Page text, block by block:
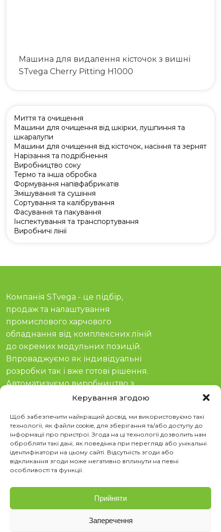
Керування згодою
Щоб забезпечити найкращий досвід, ми використовуємо такі
технології, як файли cookie, для зберігання та/або доступу до
інформації про пристрої. Згода на ці технології дозволить нам
обробляти такі дані, як поведінка при перегляді або унікальні
ідентифікатори на цьому сайті. Відсутність згоди або
відкликання згоди може негативно вплинути на певні
особливості та функції.
Прийняти
Заперечення
Машина для видалення кісточок з вишні
STvega Cherry Pitting H1000
Миття та очищення
Машини для очищення від шкірки, лушпиння та
шкаралупи
Машини для очищення від кісточок, насіння та зернят
Нарізання та подрібнення
Виробництво соку
Термо та інша обробка
Формування напівфабрикатів
Змішування та сушіння
Сортування та калібрування
Фасування та пакування
Інспектування та транспортування
Виробничі лінії
Компанія STvega - це підбір,
продаж та налаштування
промислового харчового
обладнання від комплексних ліній
до окремих модульних позицій.
Впроваджуємо як індивідуальні
розробки так і вже готові рішення.
Автоматизуємо виробництво з
гарантією та сервісом з 2011 року.
Соціальні мережі
YouTube
TikTok
Instagram
Telegram
Контакти
м. Київ, просп. Степана Бандери 21
073 808 00 23